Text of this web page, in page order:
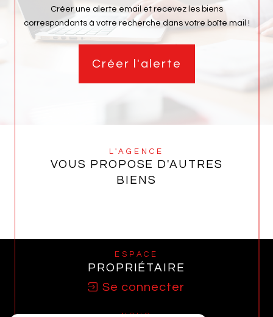
Créer une alerte email et recevez les biens
correspondants à votre recherche dans votre boîte mail !
Créer l'alerte
L'AGENCE
VOUS PROPOSE D'AUTRES
BIENS
ESPACE
PROPRIÉTAIRE
Se connecter